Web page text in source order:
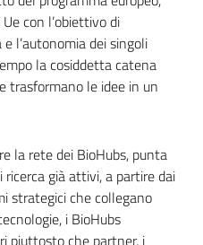
con l’obiettivo di
l’autonomia dei singoli
la cosiddetta catena
trasformano le idee in un
la rete dei BioHubs, punta
già attivi, a partire dai
strategici che collegano
i BioHubs
piuttosto che partner, i